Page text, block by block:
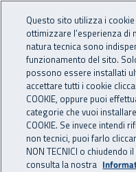
INAIL -
Navigazione - Ti
Home Inail comunica
13 aprile 2018
Questo sito utilizza i
ottimizzare l’esperienza di
natura tecnica sono
funzionamento del sito.
possono essere installati
accettare tutti i cookie
COOKIE, oppure puoi
categorie che vuoi
COOKIE. Se invece intendi
non tecnici, puoi farlo
NON TECNICI o chiudendo
consulta la nostra